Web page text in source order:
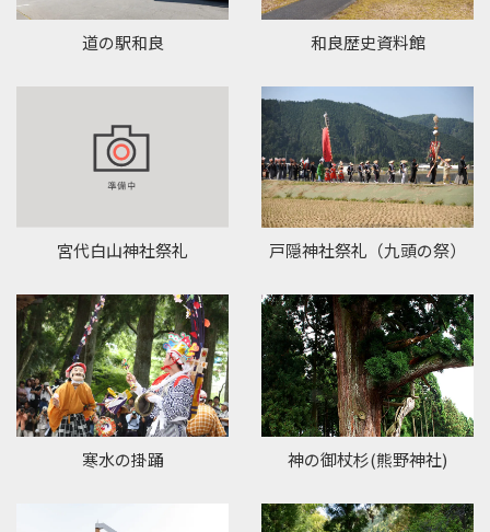
道の駅和良 和良歴史資料館
宮代白山神社祭礼 戸隠神社祭礼（九頭の祭）
寒水の掛踊 神の御杖杉(熊野神社)